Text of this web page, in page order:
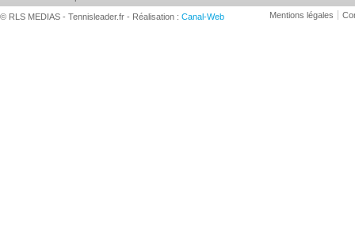
© RLS MEDIAS - Tennisleader.fr - Réalisation : Canal-Web Mentions légales